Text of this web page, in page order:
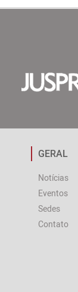
GERAL
Notícias
Eventos
Sedes
Contato